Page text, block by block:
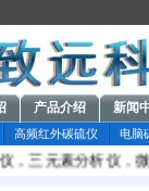
产品介绍 新闻
高频红外碳硫仪 电脑
元素分析仪，